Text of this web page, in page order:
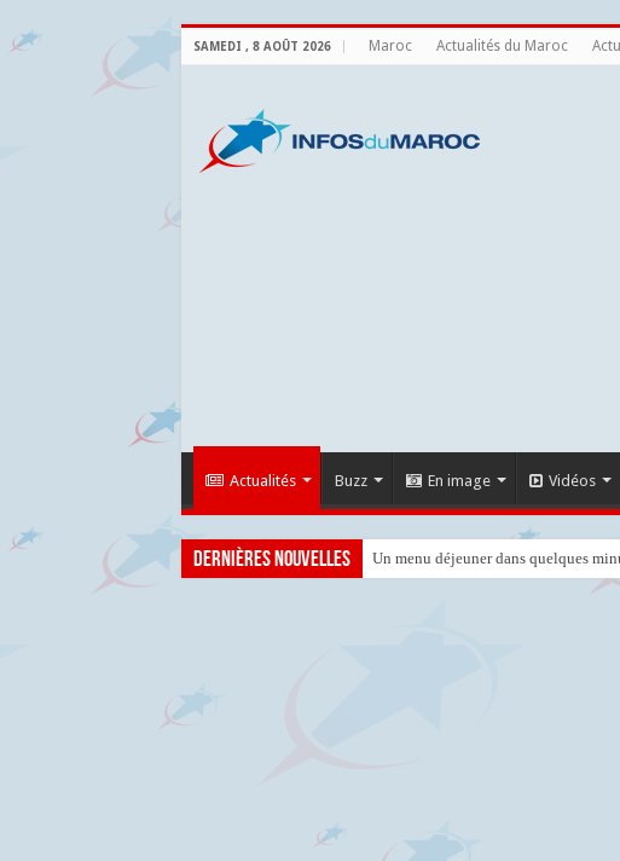
SAMEDI , 8 AOÛT 2026 Maroc Actualités du Maroc
Actualités Buzz En image Vidéos
Dernières nouvelles Un menu déjeuner dans quelques